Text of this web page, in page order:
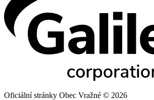
Oficiální stránky Obec Vražné © 2026